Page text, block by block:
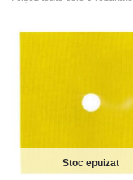
Stoc epuizat